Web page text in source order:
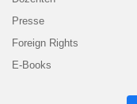
Presse
Foreign Rights
E-Books